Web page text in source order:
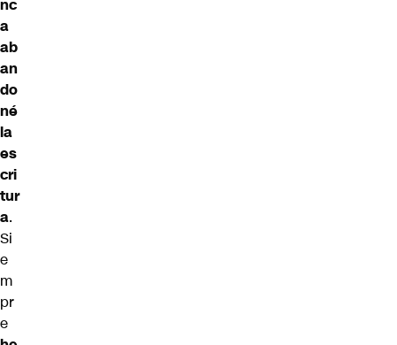
nc
a
ab
an
do
né
la
es
cri
tur
a.
Si
e
m
pr
e